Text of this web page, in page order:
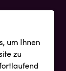
um Ihnen
zu